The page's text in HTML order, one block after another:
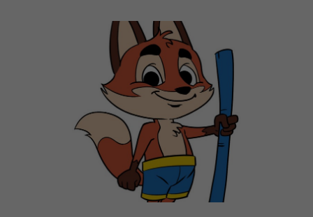
Besucher, die Quelle, aus der sie
stammen, und die Seiten in anonymisierter
Form.
_dc_gtm_UA-53600496-1
Google Analytics
1 Minute
Dieser Cookie identifiziert die Besucher